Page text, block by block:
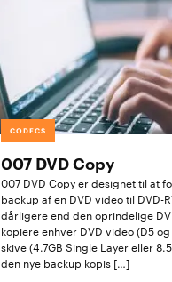
CODECS
007 DVD Copy
007 DVD Copy er designet til at
backup af en DVD video til DVD-
dårligere end den oprindelige
kopiere enhver DVD video (D5
skive (4.7GB Single Layer eller
den nye backup kopis […]